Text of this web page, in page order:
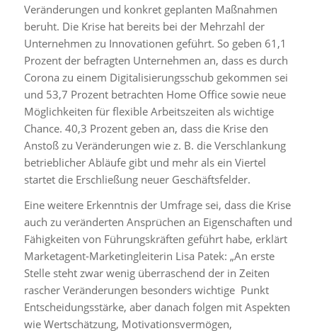
Veränderungen und konkret geplanten Maßnahmen
beruht. Die Krise hat bereits bei der Mehrzahl der
Unternehmen zu Innovationen geführt. So geben 61,1
Prozent der befragten Unternehmen an, dass es durch
Corona zu einem Digitalisierungsschub gekommen sei
und 53,7 Prozent betrachten Home Office sowie neue
Möglichkeiten für flexible Arbeitszeiten als wichtige
Chance. 40,3 Prozent geben an, dass die Krise den
Anstoß zu Veränderungen wie z. B. die Verschlankung
betrieblicher Abläufe gibt und mehr als ein Viertel
startet die Erschließung neuer Geschäftsfelder.
Eine weitere Erkenntnis der Umfrage sei, dass die Krise
auch zu veränderten Ansprüchen an Eigenschaften und
Fähigkeiten von Führungskräften geführt habe, erklärt
Marketagent-Marketingleiterin Lisa Patek: „An erste
Stelle steht zwar wenig überraschend der in Zeiten
rascher Veränderungen besonders wichtige Punkt
Entscheidungsstärke, aber danach folgen mit Aspekten
wie Wertschätzung, Motivationsvermögen,